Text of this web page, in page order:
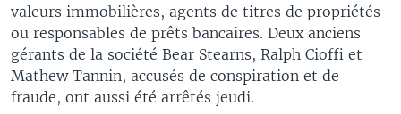
valeurs immobilières, agents de titres de propriétés
ou responsables de prêts bancaires. Deux anciens
gérants de la société Bear Stearns, Ralph Cioffi et
Mathew Tannin, accusés de conspiration et de
fraude, ont aussi été arrêtés jeudi.